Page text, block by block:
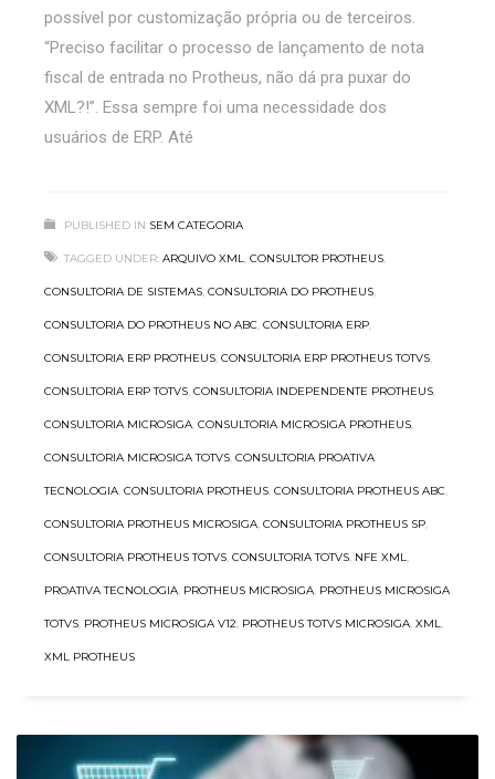
possível por customização própria ou de terceiros.
“Preciso facilitar o processo de lançamento de nota
fiscal de entrada no Protheus, não dá pra puxar do
XML?!”. Essa sempre foi uma necessidade dos
usuários de ERP. Até
PUBLISHED IN SEM CATEGORIA
TAGGED UNDER: ARQUIVO XML, CONSULTOR PROTHEUS,
CONSULTORIA DE SISTEMAS, CONSULTORIA DO PROTHEUS,
CONSULTORIA DO PROTHEUS NO ABC, CONSULTORIA ERP,
CONSULTORIA ERP PROTHEUS, CONSULTORIA ERP PROTHEUS TOTVS,
CONSULTORIA ERP TOTVS, CONSULTORIA INDEPENDENTE PROTHEUS,
CONSULTORIA MICROSIGA, CONSULTORIA MICROSIGA PROTHEUS,
CONSULTORIA MICROSIGA TOTVS, CONSULTORIA PROATIVA
TECNOLOGIA, CONSULTORIA PROTHEUS, CONSULTORIA PROTHEUS ABC,
CONSULTORIA PROTHEUS MICROSIGA, CONSULTORIA PROTHEUS SP,
CONSULTORIA PROTHEUS TOTVS, CONSULTORIA TOTVS, NFE XML,
PROATIVA TECNOLOGIA, PROTHEUS MICROSIGA, PROTHEUS MICROSIGA
TOTVS, PROTHEUS MICROSIGA V12, PROTHEUS TOTVS MICROSIGA, XML,
XML PROTHEUS